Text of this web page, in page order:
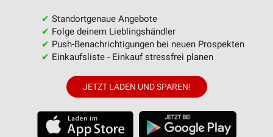
✔ Standortgenaue Angebote
✔ Folge deinem Lieblingshändler
✔ Push-Benachrichtigungen bei neuen Prospekten
✔ Einkaufsliste - Einkauf stressfrei planen
JETZT LADEN UND SPAREN!
Funktional
Werbung